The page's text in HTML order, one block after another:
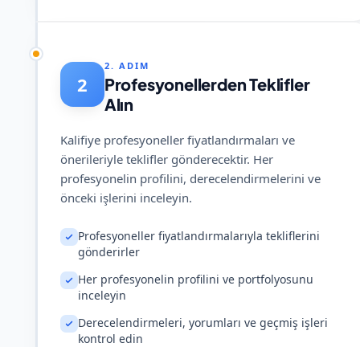
2
2. ADIM
Profesyonellerden Teklifler
Alın
Kalifiye profesyoneller fiyatlandırmaları ve
önerileriyle teklifler gönderecektir. Her
profesyonelin profilini, derecelendirmelerini ve
önceki işlerini inceleyin.
Profesyoneller fiyatlandırmalarıyla tekliflerini
gönderirler
Her profesyonelin profilini ve portfolyosunu
inceleyin
Derecelendirmeleri, yorumları ve geçmiş işleri
kontrol edin